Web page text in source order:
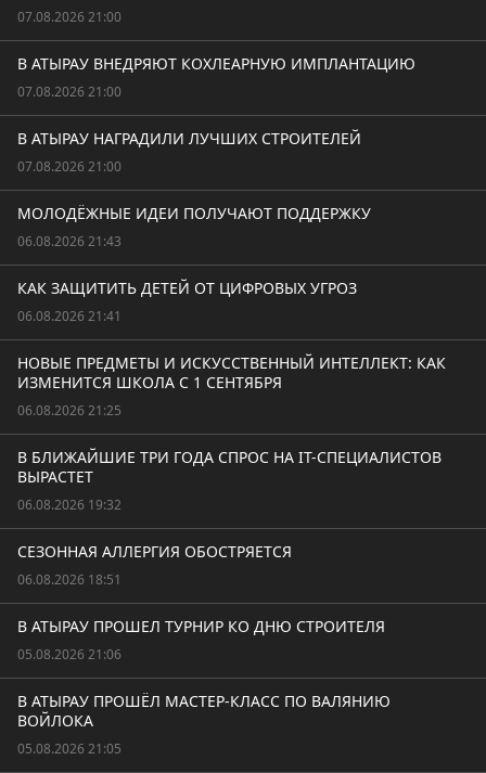
07.08.2026 21:00
В АТЫРАУ ВНЕДРЯЮТ КОХЛЕАРНУЮ ИМПЛАНТАЦИЮ
07.08.2026 21:00
В АТЫРАУ НАГРАДИЛИ ЛУЧШИХ СТРОИТЕЛЕЙ
07.08.2026 21:00
МОЛОДЁЖНЫЕ ИДЕИ ПОЛУЧАЮТ ПОДДЕРЖКУ
06.08.2026 21:43
КАК ЗАЩИТИТЬ ДЕТЕЙ ОТ ЦИФРОВЫХ УГРОЗ
06.08.2026 21:41
НОВЫЕ ПРЕДМЕТЫ И ИСКУССТВЕННЫЙ ИНТЕЛЛЕКТ: КАК
ИЗМЕНИТСЯ ШКОЛА С 1 СЕНТЯБРЯ
06.08.2026 21:25
В БЛИЖАЙШИЕ ТРИ ГОДА СПРОС НА IT-СПЕЦИАЛИСТОВ
ВЫРАСТЕТ
06.08.2026 19:32
СЕЗОННАЯ АЛЛЕРГИЯ ОБОСТРЯЕТСЯ
06.08.2026 18:51
В АТЫРАУ ПРОШЕЛ ТУРНИР КО ДНЮ СТРОИТЕЛЯ
05.08.2026 21:06
В АТЫРАУ ПРОШЁЛ МАСТЕР-КЛАСС ПО ВАЛЯНИЮ
ВОЙЛОКА
05.08.2026 21:05